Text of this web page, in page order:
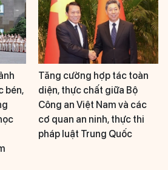
bén,
Tăng cường hợp tác toàn
diện, thực chất giữa Bộ
Công an Việt Nam và các
cơ quan an ninh, thực thi
pháp luật Trung Quốc